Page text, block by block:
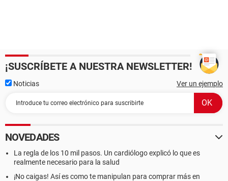
¡SUSCRÍBETE A NUESTRA NEWSLETTER!
Noticias Ver un ejemplo
NOVEDADES
La regla de los 10 mil pasos. Un cardiólogo explicó lo que es
realmente necesario para la salud
¡No caigas! Así es como te manipulan para comprar más en